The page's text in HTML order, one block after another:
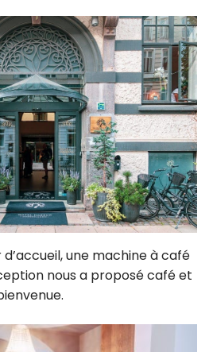
une machine à café
nous a proposé café et